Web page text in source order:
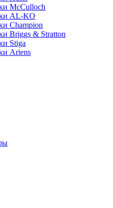
McCulloch
AL-KO
Champion
Briggs & Stratton
Stiga
Ariens